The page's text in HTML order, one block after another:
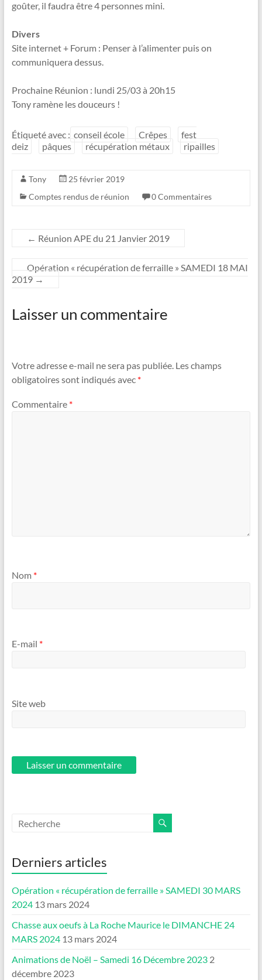
goûter, il faudra être 4 personnes mini.
Divers
Site internet + Forum : Penser à l’alimenter puis on
communiquera dessus.
Prochaine Réunion : lundi 25/03 à 20h15
Tony ramène les douceurs !
Étiqueté avec : conseil école Crêpes
fest
deiz
pâques récupération métaux ripailles
Tony
25 février 2019
Comptes rendus de réunion
0 Commentaires
← Réunion APE du 21 Janvier 2019
Opération « récupération de ferraille » SAMEDI 18 MAI
2019 →
Laisser un commentaire
Votre adresse e-mail ne sera pas publiée. Les champs
obligatoires sont indiqués avec *
Commentaire *
Nom *
E-mail *
Site web
Derniers articles
Opération « récupération de ferraille » SAMEDI 30 MARS
2024 13 mars 2024
Chasse aux oeufs à La Roche Maurice le DIMANCHE 24
MARS 2024 13 mars 2024
Animations de Noël – Samedi 16 Décembre 2023 2
décembre 2023